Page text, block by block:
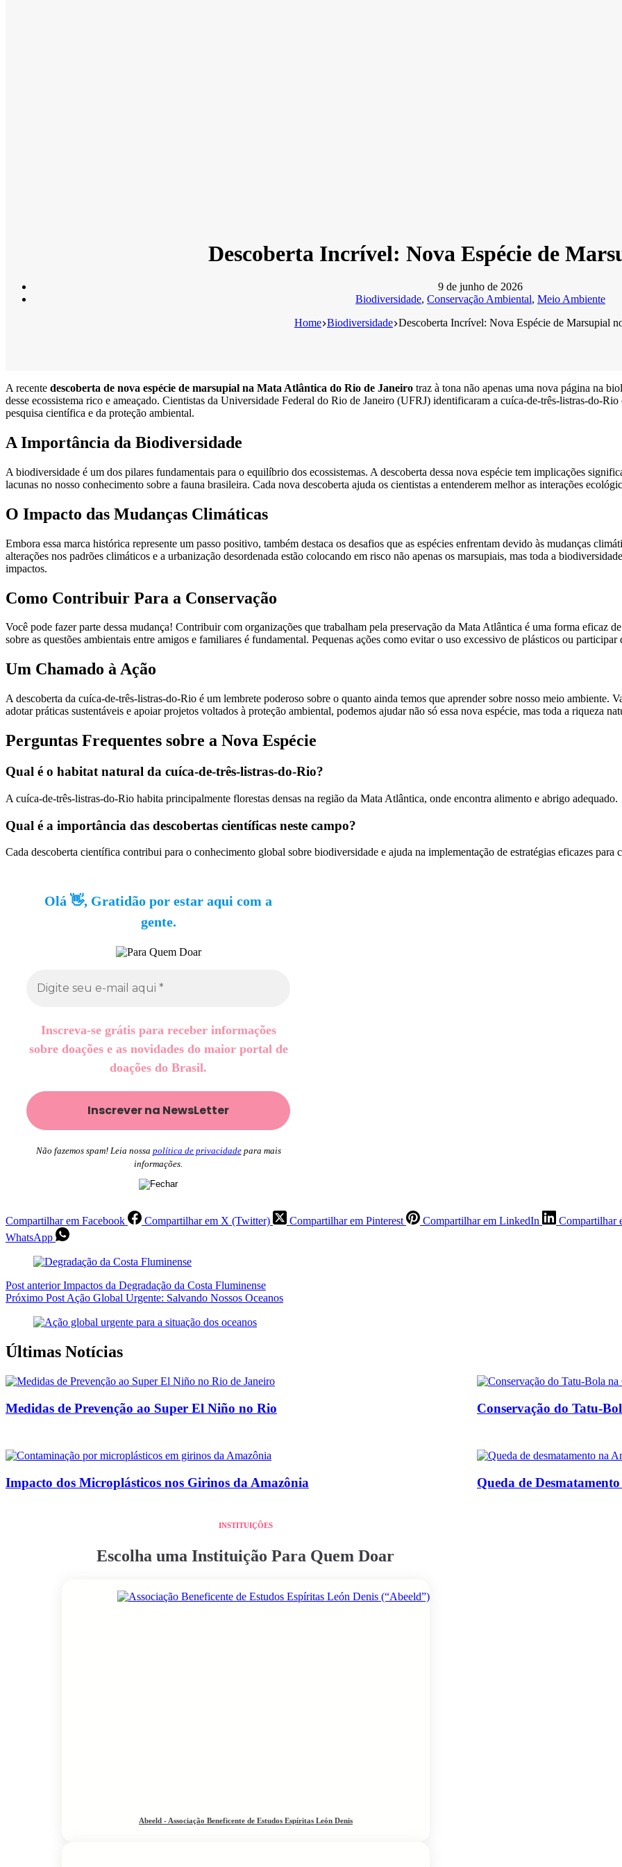
Descoberta Incrível: Nova Espécie de
9 de junho de 2026
Biodiversidade, Conservação Ambiental, Meio Ambiente
Home Biodiversidade Descoberta Incrível: Nova Espécie de Marsupial
A recente descoberta de nova espécie de marsupial na Mata Atlântica do Rio de Janeiro traz à tona não apenas uma nova página na
desse ecossistema rico e ameaçado. Cientistas da Universidade Federal do Rio de Janeiro (UFRJ) identificaram a cuíca-de-três-listras-do-
pesquisa científica e da proteção ambiental.
A Importância da Biodiversidade
A biodiversidade é um dos pilares fundamentais para o equilíbrio dos ecossistemas. A descoberta dessa nova espécie tem implicações
lacunas no nosso conhecimento sobre a fauna brasileira. Cada nova descoberta ajuda os cientistas a entenderem melhor as interações
O Impacto das Mudanças Climáticas
Embora essa marca histórica represente um passo positivo, também destaca os desafios que as espécies enfrentam devido às mudanças
alterações nos padrões climáticos e a urbanização desordenada estão colocando em risco não apenas os marsupiais, mas toda a
impactos.
Como Contribuir Para a Conservação
Você pode fazer parte dessa mudança! Contribuir com organizações que trabalham pela preservação da Mata Atlântica é uma forma eficaz
sobre as questões ambientais entre amigos e familiares é fundamental. Pequenas ações como evitar o uso excessivo de plásticos ou
Um Chamado à Ação
A descoberta da cuíca-de-três-listras-do-Rio é um lembrete poderoso sobre o quanto ainda temos que aprender sobre nosso meio ambiente.
adotar práticas sustentáveis e apoiar projetos voltados à proteção ambiental, podemos ajudar não só essa nova espécie, mas toda a riqueza
Perguntas Frequentes sobre a Nova Espécie
Qual é o habitat natural da cuíca-de-três-listras-do-Rio?
A cuíca-de-três-listras-do-Rio habita principalmente florestas densas na região da Mata Atlântica, onde encontra alimento e abrigo adequado.
Qual é a importância das descobertas científicas neste campo?
Cada descoberta científica contribui para o conhecimento global sobre biodiversidade e ajuda na implementação de estratégias eficazes para
Olá 👋, Gratidão por estar aqui com a
gente.
Inscreva-se grátis para receber informações
sobre doações e as novidades do maior portal de
doações do Brasil.
Não fazemos spam! Leia nossa política de privacidadepara mais
informações.
Compartilhar em Facebook Compartilhar em X (Twitter) Compartilhar em Pinterest Compartilhar em LinkedIn Compartilhar
WhatsApp
Post anteriorImpactos da Degradação da Costa Fluminense
Próximo Post Ação Global Urgente: Salvando Nossos Oceanos
Últimas Notícias
Medidas de Prevenção ao Super El Niño no Rio Conservação do Tatu-
Impacto dos Microplásticos nos Girinos da Amazônia Queda de
INSTITUIÇÕES
Escolha uma Instituição Para Quem Doar
Abeeld - Associação Beneficente de Estudos Espíritas León Denis